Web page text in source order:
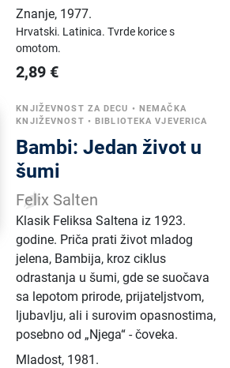
Znanje, 1977.
Hrvatski. Latinica.Tvrde korice s
omotom.
2,89 €
KNJIŽEVNOST ZA DECU • NEMAČKA
KNJIŽEVNOST •BIBLIOTEKA VJEVERICA
Bambi: Jedan život u
šumi
Felix Salten
Klasik Feliksa Saltena iz 1923.
godine. Priča prati život mladog
jelena, Bambija, kroz ciklus
odrastanja u šumi, gde se suočava
sa lepotom prirode, prijateljstvom,
ljubavlju, ali i surovim opasnostima,
posebno od „Njega“ - čoveka.
Mladost, 1981.